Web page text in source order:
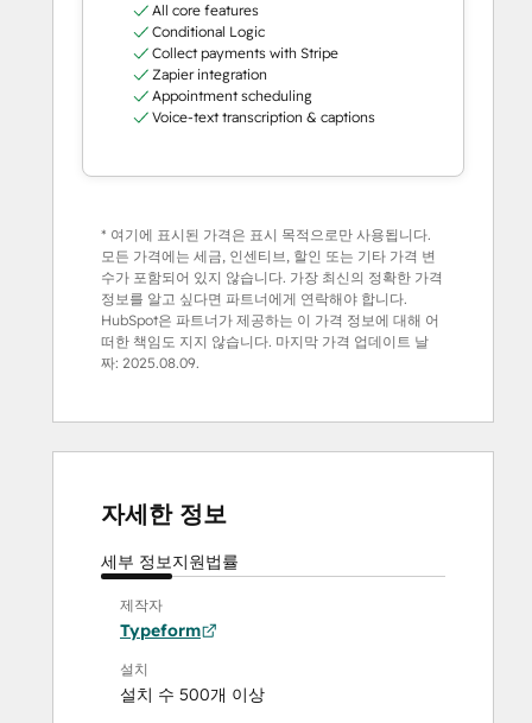
All core features
Conditional Logic
Collect payments with Stripe
Zapier integration
Appointment scheduling
Voice-text transcription & captions
* 여기에 표시된 가격은 표시 목적으로만 사용됩니다.
모든 가격에는 세금, 인센티브, 할인 또는 기타 가격 변
수가 포함되어 있지 않습니다. 가장 최신의 정확한 가격
정보를 알고 싶다면 파트너에게 연락해야 합니다.
HubSpot은 파트너가 제공하는 이 가격 정보에 대해 어
떠한 책임도 지지 않습니다. 마지막 가격 업데이트 날
짜: 2025.08.09.
자세한 정보
세부 정보지원법률
제작자
Typeform
설치
설치 수 500개 이상